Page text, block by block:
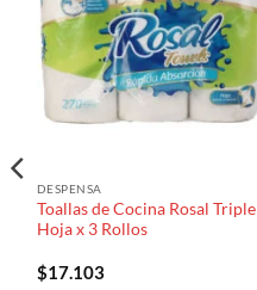
DESPENSA
Toallas de Cocina Rosal Triple
Hoja x 3 Rollos
$17.103